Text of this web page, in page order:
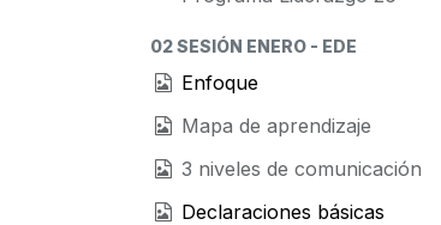
02 SESIÓN ENERO - EDE
Enfoque
Mapa de aprendizaje
3 niveles de comunicación
Declaraciones básicas